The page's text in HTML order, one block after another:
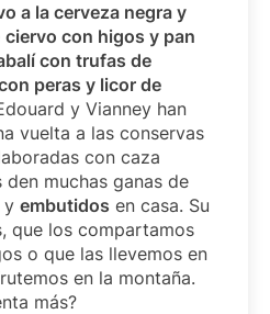
a la cerveza negra y
ciervo con higos y pan
con trufas de
peras y licor de
y Vianney han
vuelta a las conservas
con caza
muchas ganas de
y embutidos en casa. Su
que los compartamos
o que las llevemos en
en la montaña.
más?